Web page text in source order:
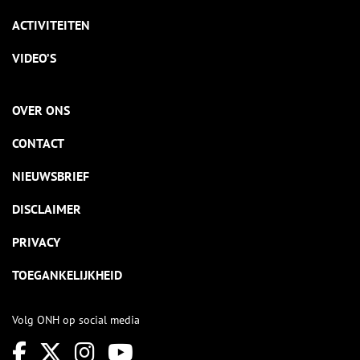
ACTIVITEITEN
VIDEO’S
OVER ONS
CONTACT
NIEUWSBRIEF
DISCLAIMER
PRIVACY
TOEGANKELIJKHEID
Volg ONH op social media